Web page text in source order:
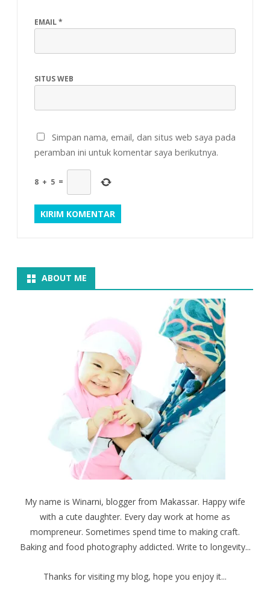
EMAIL*
SITUS WEB
Simpan nama, email, dan situs web saya pada
peramban ini untuk komentar saya berikutnya.
8 + 5 =
ABOUT ME
My name is Winarni, blogger from Makassar. Happy wife
with a cute daughter. Every day work at home as
mompreneur. Sometimes spend time to making craft.
Baking and food photography addicted. Write to longevity...
Thanks for visiting my blog, hope you enjoy it...